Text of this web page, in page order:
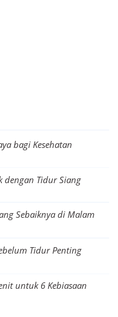
bagi Kesehatan
dengan Tidur Siang
Sebaiknya di Malam
Tidur Penting
untuk 6 Kebiasaan